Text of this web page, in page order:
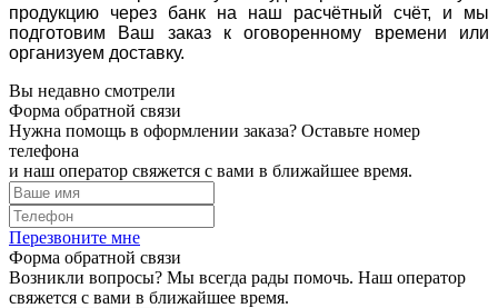
продукцию через банк на наш расчётный счёт, и мы
подготовим Ваш заказ к оговоренному времени или
организуем доставку.
Вы недавно смотрели
Форма обратной связи
Нужна помощь в оформлении заказа? Оставьте номер
телефона
и наш оператор свяжется с вами в ближайшее время.
Перезвоните мне
Форма обратной связи
Возникли вопросы? Мы всегда рады помочь. Наш оператор
свяжется с вами в ближайшее время.